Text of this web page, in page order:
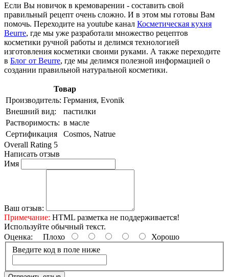
Если Вы новичок в кремоварении - составить свой
правильный рецепт очень сложно. И в этом мы готовы Вам
помочь. Переходите на youtube канал Косметическая кухня
Beurre, где мы уже разработали множество рецептов
косметики ручной работы и делимся технологией
изготовления косметики своими руками. А также переходите
в Блог от Beurre, где мы делимся полезной информацией о
создании правильной натуральной косметики.
Товар
Производитель: Германия, Evonik
Внешний вид:
пастилки
Растворимость: в масле
Сертификация
Cosmos, Natrue
Overall Rating 5
Написать отзыв
Имя
Ваш отзыв:
Примечание: HTML разметка не поддерживается!
Используйте обычный текст.
Оценка: Плохо
Хорошо
Введите код в поле ниже